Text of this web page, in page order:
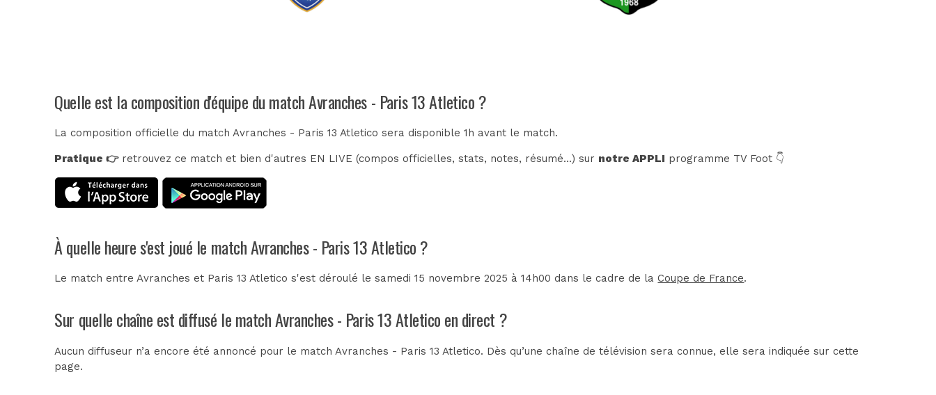
Quelle est la composition d'équipe du match Avranches - Paris 13 Atletico ?
La composition officielle du match Avranches - Paris 13 Atletico sera disponible 1h avant le match.
Pratique 👉retrouvez ce match et bien d'autres EN LIVE (compos officielles, stats, notes, résumé...) sur notre APPLI programme TV Foot 👇
À quelle heure s'est joué le match Avranches - Paris 13 Atletico ?
Le match entre Avranches et Paris 13 Atletico s'est déroulé le samedi 15 novembre 2025 à 14h00 dans le cadre de laCoupe de France.
Sur quelle chaîne est diffusé le match Avranches - Paris 13 Atletico en direct ?
Aucun diffuseur n’a encore été annoncé pour le match Avranches - Paris 13 Atletico. Dès qu’une chaîne de télévision sera connue, elle sera indiquée sur cette
page.